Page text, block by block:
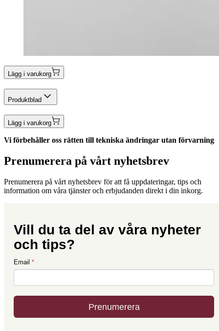
Lägg i varukorg
Produktblad
Lägg i varukorg
Vi förbehåller oss rätten till tekniska ändringar utan förvarning
Prenumerera på vårt nyhetsbrev
Prenumerera på vårt nyhetsbrev för att få uppdateringar, tips och
information om våra tjänster och erbjudanden direkt i din inkorg.